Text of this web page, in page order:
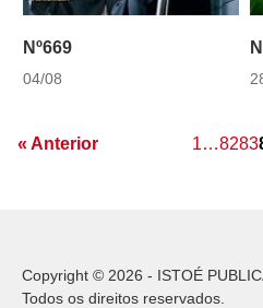
Nº669
04/08
« Anterior 1…8283
Copyright © 2026 - ISTOÉ
Todos os direitos reservados.